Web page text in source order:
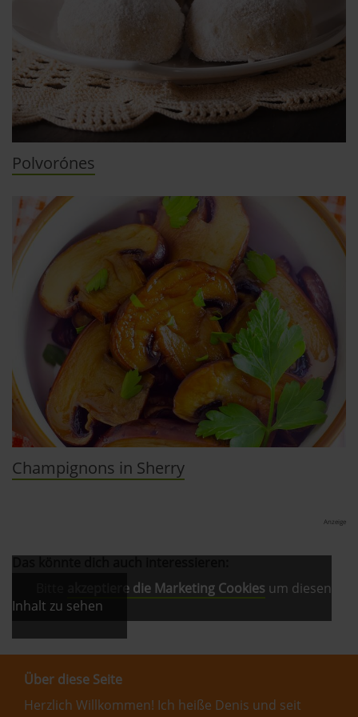
Einige von ihnen sind notwendig, während andere nicht
notwendig sind, jedoch helfen das Onlineangebot zu
verbessern und wirtschaftlich zu betreiben. Du kannst in
den Einsatz der nicht notwendigen Cookies mit dem Klick
auf die Schaltfläche »Akzeptieren« einwilligen oder dich
per Klick auf »Anpassen« anders entscheiden. Die
Einwilligung umfasst alle vorausgewählten, bzw. von dir
jederzeit aufrufen und Cookies auch nachträglich
verwendeten Verfahren und Begrifflichkeiten (z.B.
»Cookies«, »Marketing« und »Statistik«) erhältst du in
der Datenschutzerklärung.
Datenschutzerklärung| Impressum
Polvorónes
Champignons in Sherry
Anzeige
akzeptiere die Marketing Cookies um diesen
Inhalt zu sehen
Über diese Seite
Herzlich Willkommen! Ich heiße Denis und seit